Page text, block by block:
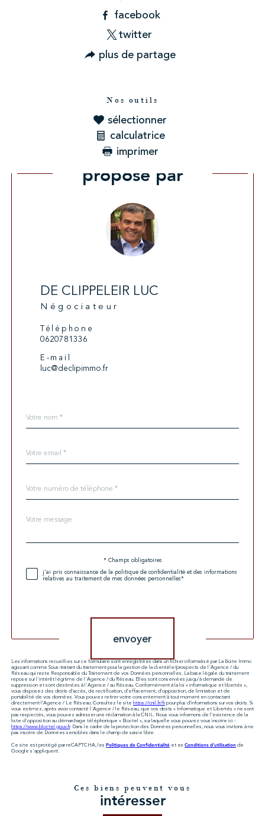
facebook
twitter
plus de partage
Nos outils
sélectionner
calculatrice
imprimer
Ce bien vous est
proposé par
DE CLIPPELEIR LUC
Négociateur
Téléphone
0620781336
E-mail
luc@declipimmo.fr
*
*
*
Fieldset
Message
* Champs obligatoires
j'ai pris connaissance de la politique de confidentialité et des informations
relatives au traitement de mes données personnelles*
envoyer
Les informations recueillies sur ce formulaire sont enregistrées dans un fichier informatisé par La Boite Immo
agissant comme Sous-traitant du traitement pour la gestion de la clientèle/prospects de l'Agence / du
Réseau qui reste Responsable du Traitement de vos Données personnelles. La base légale du traitement
repose sur l'intérêt légitime de l'Agence / du Réseau. Elles sont conservées jusqu'à demande de
suppression et sont destinées à l'Agence / au Réseau. Conformément à la loi « informatique et libertés »,
vous disposez des droits d’accès, de rectification, d’effacement, d’opposition, de limitation et de
portabilité de vos données. Vous pouvez retirer votre consentement à tout moment en contactant
directement l’Agence / Le Réseau. Consultez le site https://cnil.fr/frpour plus d’informations sur vos droits. Si
vous estimez, après avoir contacté l'Agence / le Réseau, que vos droits « Informatique et Libertés » ne sont
pas respectés, vous pouvez adresser une réclamation à la CNIL. Nous vous informons de l’existence de la
liste d'opposition au démarchage téléphonique « Bloctel », sur laquelle vous pouvez vous inscrire ici :
https://www.bloctel.gouv.fr. Dans le cadre de la protection des Données personnelles, nous vous invitons à ne
pas inscrire de Données sensibles dans le champ de saisie libre.
Ce site est protégé par reCAPTCHA, les Politiques de Confidentialité et es Conditions d'utilisation de
Google s'appliquent.
Ces biens peuvent vous
intéresser